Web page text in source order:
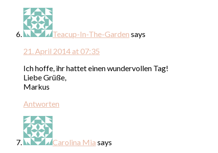
Teacup-In-The-Garden says
21. April 2014 at 07:35
Ich hoffe, ihr hattet einen wundervollen Tag!
Liebe Grüße,
Markus
Antworten
Carolina Mia says